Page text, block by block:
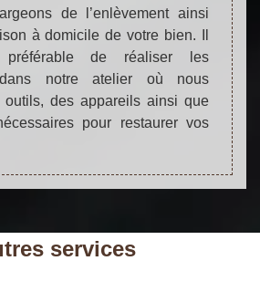
de l’enlèvement ainsi
à domicile de votre bien. Il
de réaliser les
dans notre atelier où nous
outils, des appareils ainsi que
pour restaurer vos
services